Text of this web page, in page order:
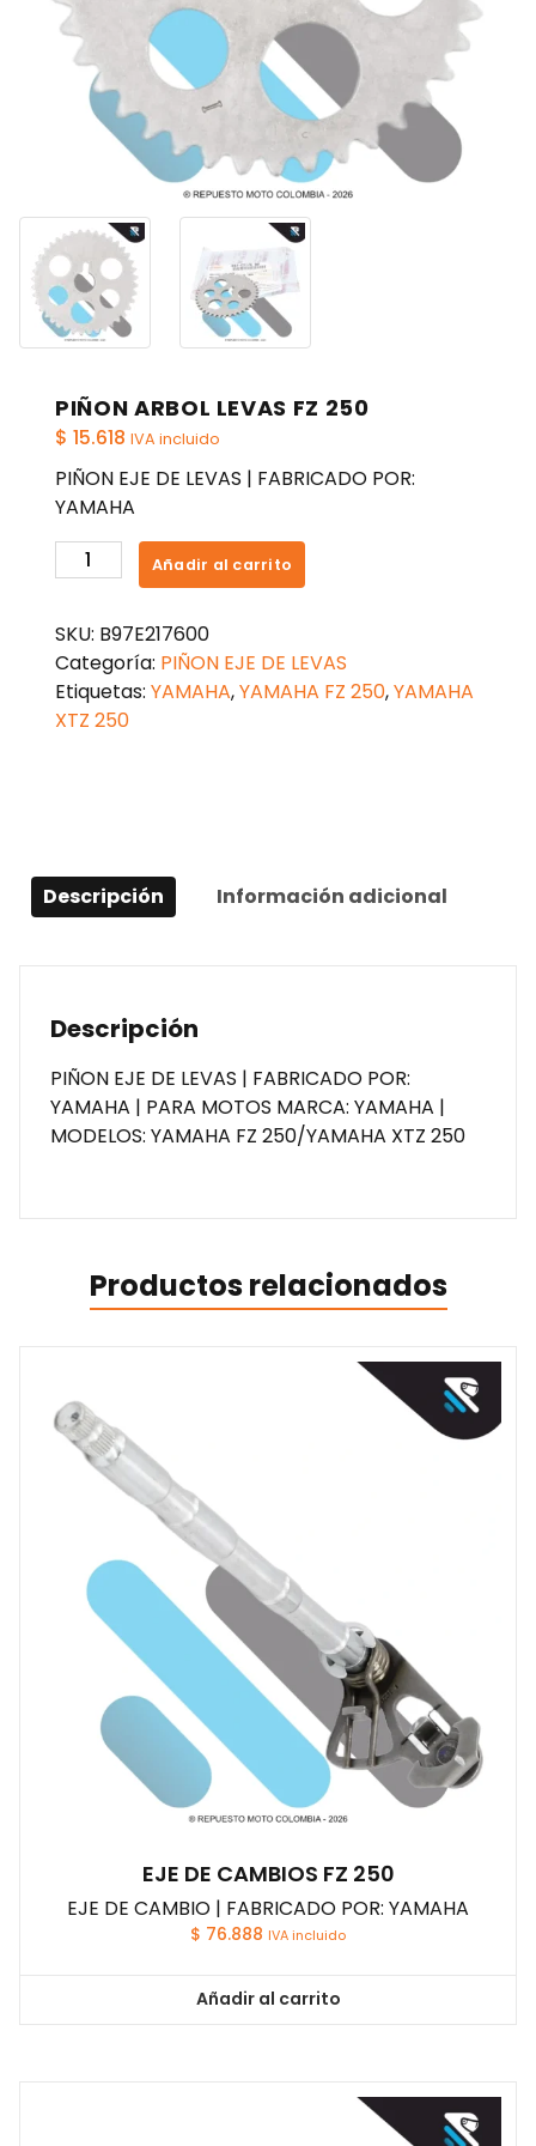
PIÑON ARBOL LEVAS FZ 250
$ 15.618 IVA incluido
PIÑON EJE DE LEVAS | FABRICADO POR:
YAMAHA
PIÑON
ARBOL
FZ
250
cantidad
Añadir al carrito
SKU: B97E217600
Categoría: PIÑON EJE DE LEVAS
Etiquetas: YAMAHA,YAMAHA FZ 250,YAMAHA
XTZ 250
Descripción Información adicional
Descripción
PIÑON EJE DE LEVAS | FABRICADO POR:
YAMAHA | PARA MOTOS MARCA: YAMAHA |
MODELOS: YAMAHA FZ 250/YAMAHA XTZ 250
Productos relacionados
EJE DE CAMBIOS FZ 250
EJE DE CAMBIO | FABRICADO POR: YAMAHA
$ 76.888 IVA incluido
Añadir al carrito